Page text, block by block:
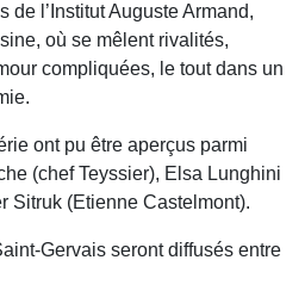
de l’Institut Auguste Armand,
où se mêlent rivalités,
compliquées, le tout dans un
ont pu être aperçus parmi
(chef Teyssier), Elsa Lunghini
Sitruk (Etienne Castelmont).
Gervais seront diffusés entre